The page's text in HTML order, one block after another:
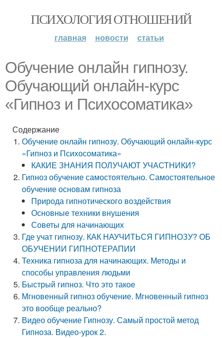
ПСИХОЛОГИЯ ОТНОШЕНИЙ
главная новости статьи
Обучение онлайн гипнозу.
Обучающий онлайн-курс
«Гипноз и Психосоматика»
Содержание
Обучение онлайн гипнозу. Обучающий онлайн-курс
«Гипноз и Психосоматика»
КАКИЕ ЗНАНИЯ ПОЛУЧАЮТ УЧАСТНИКИ?
Гипноз обучение самостоятельно. Самостоятельное
обучение основам гипноза
Природа гипнотического воздействия
Основные техники внушения
Советы для начинающих
Где учат гипнозу. КАК НАУЧИТЬСЯ ГИПНОЗУ? ОБ
ОБУЧЕНИИ ГИПНОТЕРАПИИ
Техника гипноза для начинающих. Методы и
способы управления людьми
Быстрый гипноз. Что это такое
Мгновенный гипноз обучение. Мгновенный гипноз
это вообще реально?
Видео обучение Гипнозу. Самый простой метод
Гипноза. Видео-урок 2.